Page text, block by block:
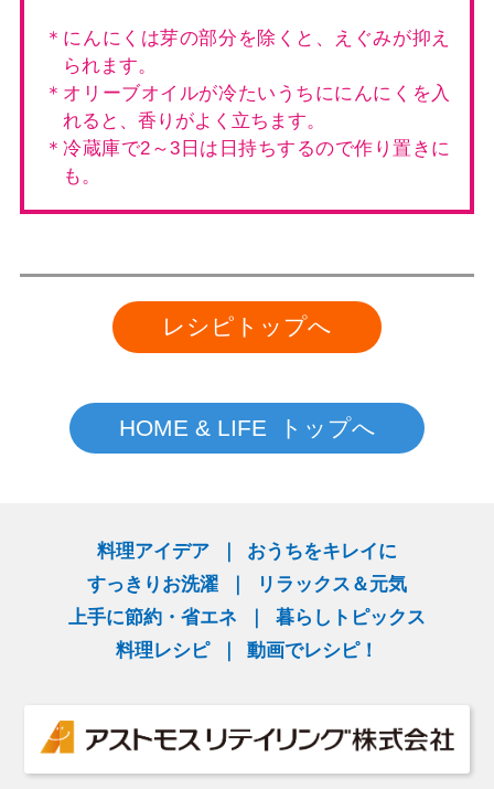
＊にんにくは芽の部分を除くと、えぐみが抑え
られます。
＊オリーブオイルが冷たいうちににんにくを入
れると、香りがよく立ちます。
＊冷蔵庫で2～3日は日持ちするので作り置きに
も。
レシピトップへ
HOME & LIFE トップへ
料理アイデア
おうちをキレイに
すっきりお洗濯
リラックス＆元気
上手に節約・省エネ
暮らしトピックス
料理レシピ
動画でレシピ！